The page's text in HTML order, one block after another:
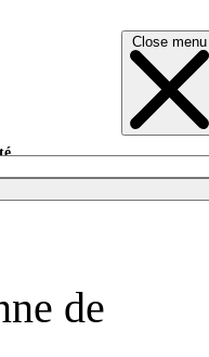
Close menu
de